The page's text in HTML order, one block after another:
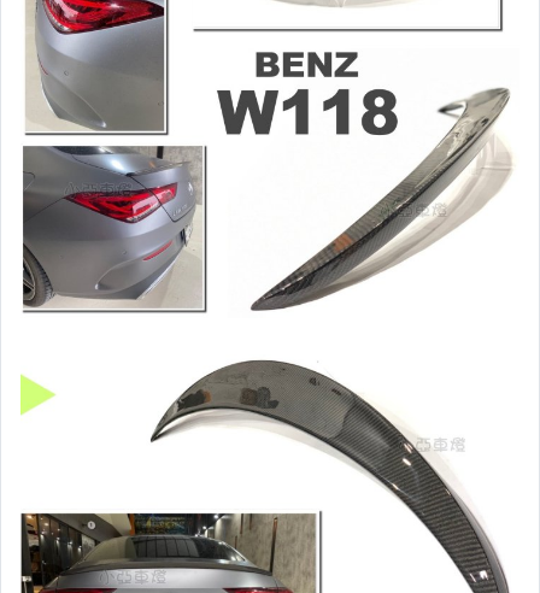
超薄型HID氙氣燈泡.大燈燈泡
通用型DRL日行燈.R8日行燈
原廠型=角燈.晶鑽.黑框.黃角燈
前保桿小燈.晶鑽.黑框小燈
LED側燈.晶鑽.燻黑.黃側燈
原廠型尾燈.紅白晶鑽尾燈
黑框尾燈.圓燈型尾燈.LED尾燈
前後保桿側燈.後保桿LED反光片
原廠型霧燈.晶鑽及燻黑霧燈.
專用型魚眼霧燈.光圈魚眼霧燈
BMW光圈燈泡.CCFL光圈